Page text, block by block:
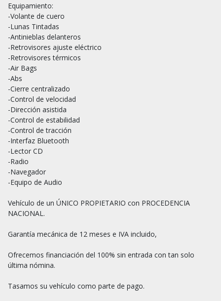
Equipamiento:
-Volante de cuero
-Lunas Tintadas
-Antinieblas delanteros
-Retrovisores ajuste eléctrico
-Retrovisores térmicos
-Air Bags
-Abs
-Cierre centralizado
-Control de velocidad
-Dirección asistida
-Control de estabilidad
-Control de tracción
-Interfaz Bluetooth
-Lector CD
-Radio
-Navegador
-Equipo de Audio
Vehículo de un ÚNICO PROPIETARIO con PROCEDENCIA
NACIONAL.
Garantía mecánica de 12 meses e IVA incluido,
Ofrecemos financiación del 100% sin entrada con tan solo
última nómina.
Tasamos su vehículo como parte de pago.